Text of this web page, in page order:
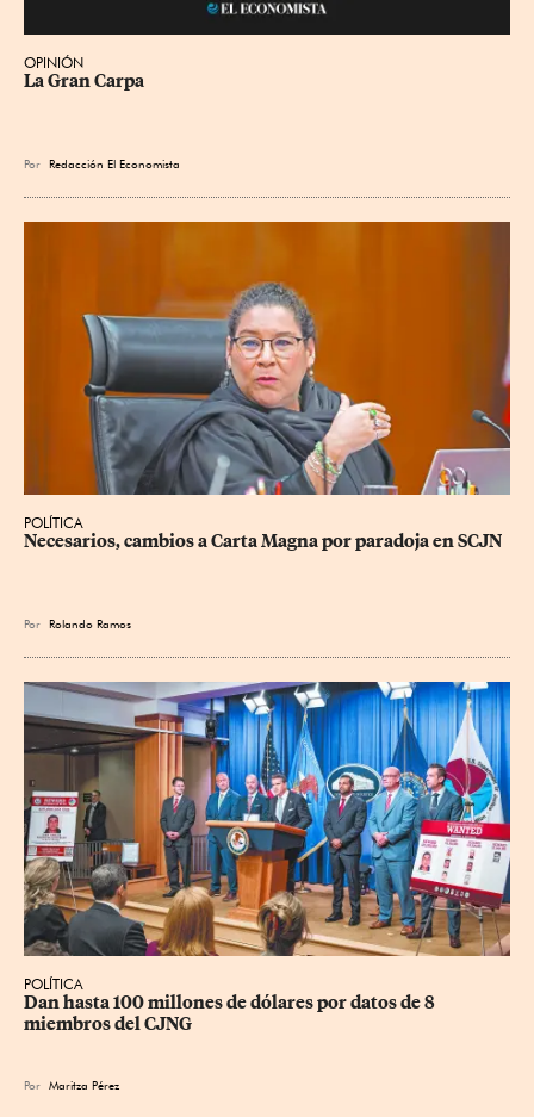
OPINIÓN
La Gran Carpa
Por Redacción El Economista
POLÍTICA
Necesarios, cambios a Carta Magna por paradoja en SCJN
Por Rolando Ramos
POLÍTICA
Dan hasta 100 millones de dólares por datos de 8
miembros del CJNG
Por Maritza Pérez